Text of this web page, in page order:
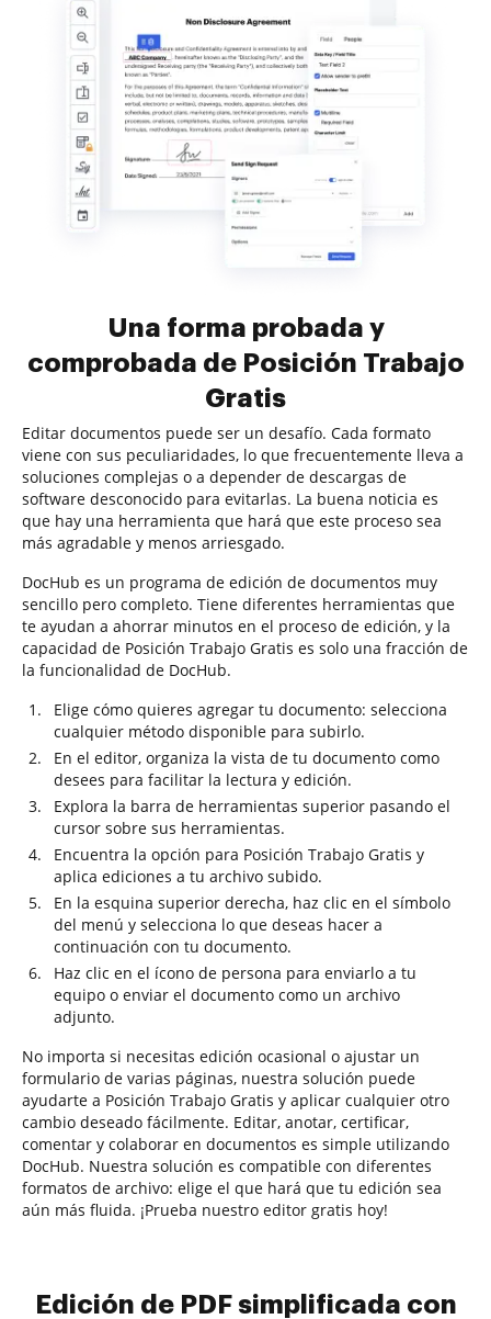
Una forma probada y
comprobada de Posición Trabajo
Gratis
Editar documentos puede ser un desafío. Cada formato
viene con sus peculiaridades, lo que frecuentemente lleva a
soluciones complejas o a depender de descargas de
software desconocido para evitarlas. La buena noticia es
que hay una herramienta que hará que este proceso sea
más agradable y menos arriesgado.
DocHub es un programa de edición de documentos muy
sencillo pero completo. Tiene diferentes herramientas que
te ayudan a ahorrar minutos en el proceso de edición, y la
capacidad de Posición Trabajo Gratis es solo una fracción de
la funcionalidad de DocHub.
Elige cómo quieres agregar tu documento: selecciona
cualquier método disponible para subirlo.
En el editor, organiza la vista de tu documento como
desees para facilitar la lectura y edición.
Explora la barra de herramientas superior pasando el
cursor sobre sus herramientas.
Encuentra la opción para Posición Trabajo Gratis y
aplica ediciones a tu archivo subido.
En la esquina superior derecha, haz clic en el símbolo
del menú y selecciona lo que deseas hacer a
continuación con tu documento.
Haz clic en el ícono de persona para enviarlo a tu
equipo o enviar el documento como un archivo
adjunto.
No importa si necesitas edición ocasional o ajustar un
formulario de varias páginas, nuestra solución puede
ayudarte a Posición Trabajo Gratis y aplicar cualquier otro
cambio deseado fácilmente. Editar, anotar, certificar,
comentar y colaborar en documentos es simple utilizando
DocHub. Nuestra solución es compatible con diferentes
formatos de archivo: elige el que hará que tu edición sea
aún más fluida. ¡Prueba nuestro editor gratis hoy!
Edición de PDF simplificada con